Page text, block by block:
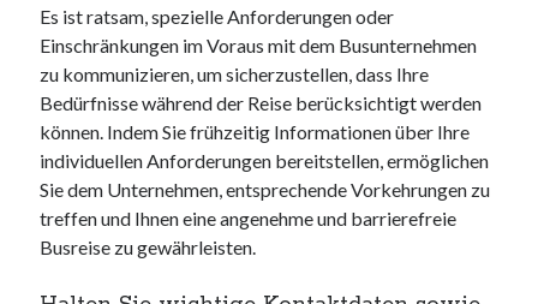
Es ist ratsam, spezielle Anforderungen oder
Einschränkungen im Voraus mit dem Busunternehmen
zu kommunizieren, um sicherzustellen, dass Ihre
Bedürfnisse während der Reise berücksichtigt werden
können. Indem Sie frühzeitig Informationen über Ihre
individuellen Anforderungen bereitstellen, ermöglichen
Sie dem Unternehmen, entsprechende Vorkehrungen zu
treffen und Ihnen eine angenehme und barrierefreie
Busreise zu gewährleisten.